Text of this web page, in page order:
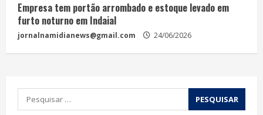
Empresa tem portão arrombado e estoque levado em
furto noturno em Indaial
jornalnamidianews@gmail.com 24/06/2026